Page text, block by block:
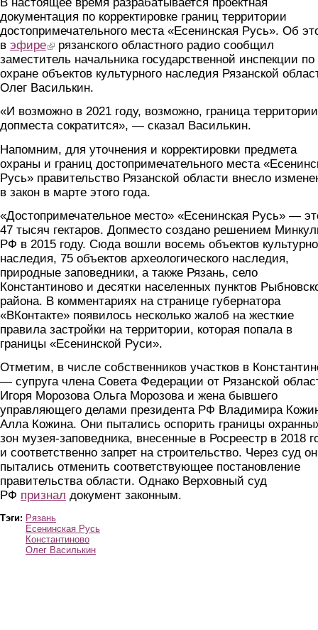
документация по корректировке границ территории
достопримечательного места «Есенинская Русь». Об
в эфире(link is external)
рязанского областного радио сообщил
заместитель начальника государственной инспекции по
охране объектов культурного наследия Рязанской
Олег Василькин.
«И возможно в 2021 году, возможно, граница территории
допместа сократится», — сказал Василькин.
Напомним, для уточнения и корректировки предмета
охраны и границ достопримечательного места
Русь» правительство Рязанской области внесло
в закон в марте этого года.
«Достопримечательное место» «Есенинская Русь» —
47 тысяч гектаров. Допместо создано решением
РФ в 2015 году. Сюда вошли восемь объектов
наследия, 75 объектов археологического наследия,
природные заповедники, а также Рязань, село
Константиново и десятки населенных пунктов
района. В комментариях на странице губернатора
«ВКонтакте» появилось несколько жалоб на жесткие
правила застройки на территории, которая попала в
границы «Есенинской Руси».
Отметим, в числе собственников участков в
— супруга члена Совета Федерации от Рязанской
Игоря Морозова Ольга Морозова и жена бывшего
управляющего делами президента РФ Владимира
Алла Кожина. Они пытались оспорить границы
зон музея-заповедника, внесенные в Росреестр в 2018
и соответственно запрет на строительство. Через суд
пытались отменить соответствующее постановление
правительства области. Однако Верховный суд
РФ признал документ законным.
Тэги: Рязань
Есенинская Русь
Константиново
Олег Василькин